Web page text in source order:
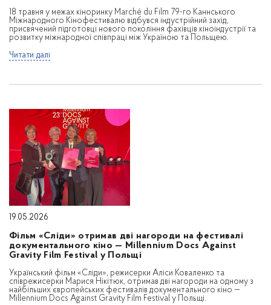
18 травня у межах кіноринку Marché du Film 79-го Каннського
Міжнародного Кінофестивалю відбувся індустрійний захід,
присвячений підготовці нового покоління фахівців кіноіндустрії та
розвитку міжнародної співпраці між Україною та Польщею.
Читати далі
19.05.2026
Фільм «Сліди» отримав дві нагороди на фестивалі
документального кіно — Millennium Docs Against
Gravity Film Festival у Польщі
Український фільм «Сліди», режисерки Аліси Коваленко та
співрежисерки Марися Нікітюк, отримав дві нагороди на одному з
найбільших європейських фестивалів документального кіно —
Millennium Docs Against Gravity Film Festival у Польщі.